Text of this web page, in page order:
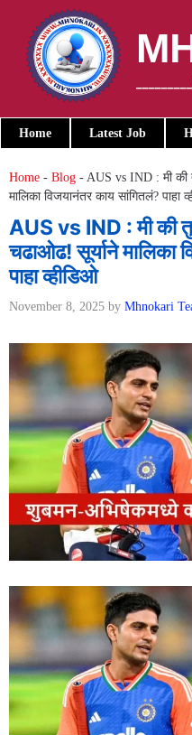
content
Home Latest Job
Home - Blog - AUS vs IND : मी की
मालिका विजयानंतर काय सांगितलं? पाहा
AUS vs IND : मी की
चढाओढ! सूर्याने मालिका
पाहा व्हीडिओ
November 8, 2025 by Mhnokari